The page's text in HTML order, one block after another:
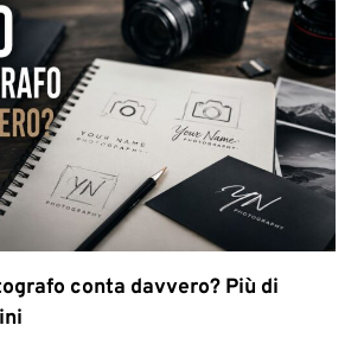
conta davvero? Più di